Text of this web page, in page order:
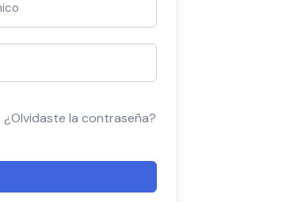
¿Olvidaste la contraseña?